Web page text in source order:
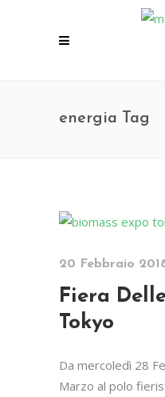
energia Tag
20 Febbraio
Fiera
Tokyo
Da mercoledì 28
Marzo al polo